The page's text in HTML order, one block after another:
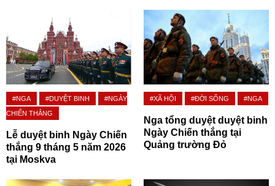
#NGA #DUYỆT BINH
#NGÀY
CHIẾN THẮNG
Lễ duyệt binh Ngày Chiến
thắng 9 tháng 5 năm 2026
tại Moskva
#XÃ HỘI #ĐỜI SỐNG #NGA
Nga tổng duyệt duyệt binh
Ngày Chiến thắng tại
Quảng trường Đỏ